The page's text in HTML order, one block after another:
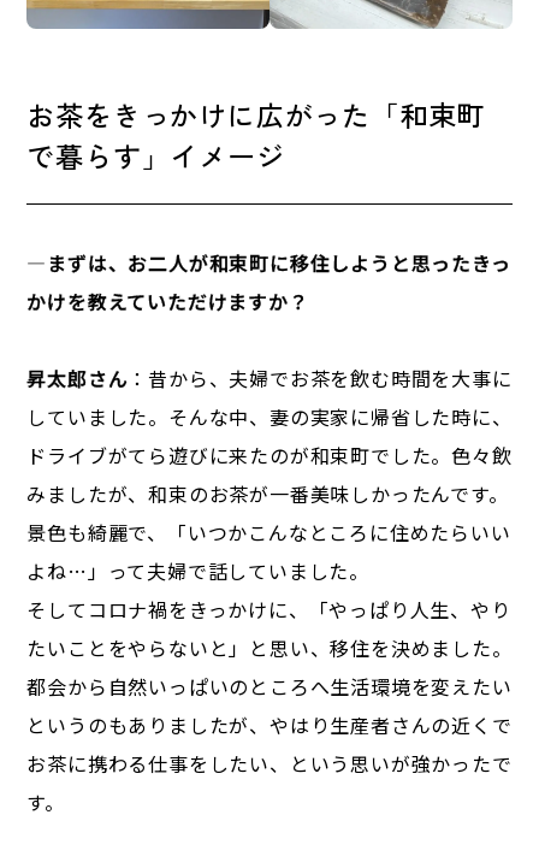
お茶をきっかけに広がった「和束町
で暮らす」イメージ
― まずは、お二人が和束町に移住しようと思ったきっ
かけを教えていただけますか？
昇太郎さん ：昔から、夫婦でお茶を飲む時間を大事に
していました。そんな中、妻の実家に帰省した時に、
ドライブがてら遊びに来たのが和束町でした。色々飲
みましたが、和束のお茶が一番美味しかったんです。
景色も綺麗で、「いつかこんなところに住めたらいい
よね…」って夫婦で話していました。
そしてコロナ禍をきっかけに、「やっぱり人生、やり
たいことをやらないと」と思い、移住を決めました。
都会から自然いっぱいのところへ生活環境を変えたい
というのもありましたが、やはり生産者さんの近くで
お茶に携わる仕事をしたい、という思いが強かったで
す。